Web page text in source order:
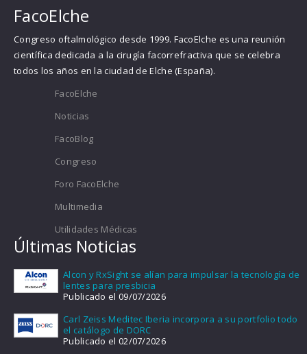
FacoElche
Congreso oftalmológico desde 1999. FacoElche es una reunión
científica dedicada a la cirugía facorrefractiva que se celebra
todos los años en la ciudad de Elche (España).
FacoElche
Noticias
FacoBlog
Congreso
Foro FacoElche
Multimedia
Utilidades Médicas
Últimas Noticias
Alcon y RxSight se alían para impulsar la tecnología de
lentes para presbicia
Publicado el 09/07/2026
Carl Zeiss Meditec Iberia incorpora a su portfolio todo
el catálogo de DORC
Publicado el 02/07/2026